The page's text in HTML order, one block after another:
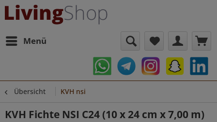
Menü
Übersicht KVH nsi
KVH Fichte NSI C24 (10 x 24 cm x 7,00 m)